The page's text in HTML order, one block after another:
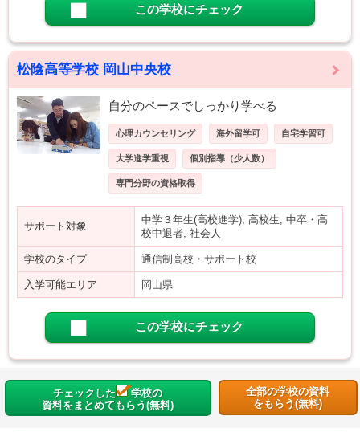
この学校にチェック
松陰高等学校 岡山中央校
自分のペースでしっかり学べる
心理カウンセリング 海外留学可 自宅学習可
大学進学重視 個別指導（少人数）
専門分野の資格取得
サポート対象
中学３年生(高校進学), 高校生, 中卒・高
校中退者, 社会人
学校のタイプ 通信制高校・サポート校
入学可能エリア 岡山県
この学校にチェック
チェックした
学校の
資料をまとめてもらう(無料)
全部の学校の資料
をもらう(無料)